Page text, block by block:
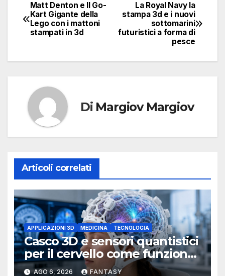
Navigazione
articoli
La Royal Navy la
stampa 3d e i nuovi
sottomarini
futuristici a forma di
pesce
Matt Denton e Il Go-
Kart Gigante della
Lego con i mattoni
stampati in 3d
Di Margiov Margiov
Articoli correlati
APPLICAZIONI 3D MEDICINA TECNOLOGIA
Casco 3D e sensori quantistici
per il cervello come funziona
l’OPM-MEG
AGO 6, 2026 FANTASY